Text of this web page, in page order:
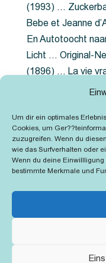
Um dir ein optimales
Cookies, um
zuzugreifen. Wenn du
wie das Surfverhalten oder
Wenn du deine
bestimmte Merkmale und
(1993) …
Bebe et Jeanne
En Autotoocht
Licht … Original-
(1896) … La vie
photographer …
Grubenlampe …
Lady Hamilton …
Ruttmann